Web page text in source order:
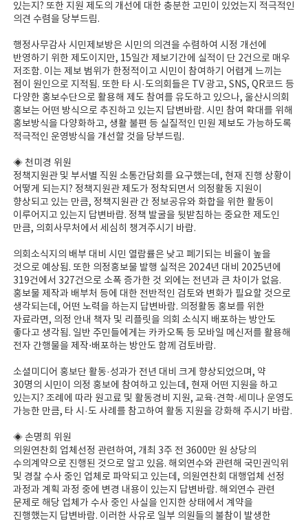
있는지? 또한 지원 제도의 개선에 대한 충분한 고민이 있었는지 적극적인
의견 수렴을 당부드림.
행정사무감사 시민제보방은 시민의 의견을 수렴하여 시정 개선에
반영하기 위한 제도이지만, 15일간 제보기간에 실적이 단 2건으로 매우
저조함. 이는 제보 범위가 한정적이고 시민이 참여하기 어렵게 느끼는
점이 원인으로 지적됨. 또한 타 시·도의회들은 TV 광고, SNS, QR코드 등
다양한 홍보수단으로 활용해 제도 참여를 유도하고 있으나, 울산시의회
홍보는 어떤 방식으로 추진하고 있는지 답변바람. 시민 참여 확대를 위해
홍보방식을 다양화하고, 생활 불편 등 실질적인 민원 제보도 가능하도록
적극적인 운영방식을 개선할 것을 당부드림.
◈ 천미경 위원
정책지원관 및 부서별 직원 소통간담회를 요구했는데, 현재 진행 상황이
어떻게 되는지? 정책지원관 제도가 정착되면서 의정활동 지원이
향상되고 있는 만큼, 정책지원관 간 정보공유와 화합을 위한 활동이
이루어지고 있는지 답변바람. 정책 발굴을 뒷받침하는 중요한 제도인
만큼, 의회사무처에서 세심히 챙겨주시기 바람.
의회소식지의 배부 대비 시민 열람률은 낮고 폐기되는 비율이 높을
것으로 예상됨. 또한 의정홍보물 발행 실적은 2024년 대비 2025년에
319건에서 327건으로 소폭 증가한 것 외에는 전년과 큰 차이가 없음.
홍보물 제작과 배부처 등에 대한 전반적인 검토와 변화가 필요할 것으로
생각되는데, 어떤 노력을 하는지 답변바람. 의정활동 홍보를 위한
자료라면, 의정 안내 책자 및 리플릿을 의회 소식지 배포하는 방안도
좋다고 생각됨. 일반 주민들에게는 카카오톡 등 모바일 메신저를 활용해
전자 간행물을 제작⋅배포하는 방안도 함께 검토바람.
소셜미디어 홍보단 활동·성과가 전년 대비 크게 향상되었으며, 약
30명의 시민이 의정 홍보에 참여하고 있는데, 현재 어떤 지원을 하고
있는지? 조례에 따라 원고료 및 활동경비 지원, 교육·견학·세미나 운영도
가능한 만큼, 타 시·도 사례를 참고하여 활동 지원을 강화해 주시기 바람.
◈ 손명희 위원
의원연찬회 업체선정 관련하여, 개최 3주 전 3600만 원 상당의
수의계약으로 진행된 것으로 알고 있음. 해외연수와 관련해 국민권익위
및 경찰 수사 중인 업체로 파악되고 있는데, 의원연찬회 대행업체 선정
과정과 계획 과정 중에 변경 내용이 있는지 답변바람. 해외연수 관련
문제로 해당 업체가 수사 중인 사실을 인지한 상태에서 계약을
진행했는지 답변바람. 이러한 사유로 일부 의원들의 불참이 발생한